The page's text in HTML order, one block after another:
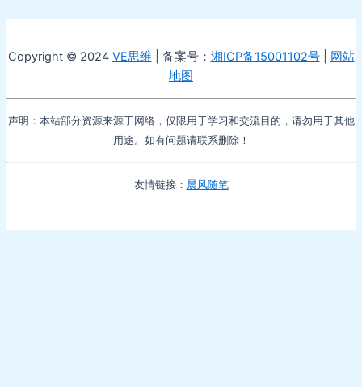
Copyright © 2024 VE思维 | 备案号： 湘ICP备15001102号| 网站
地图
声明：本站部分资源来源于网络，仅限用于学习和交流目的，请勿用于其他
用途。如有问题请联系删除！
友情链接： 晨风随笔